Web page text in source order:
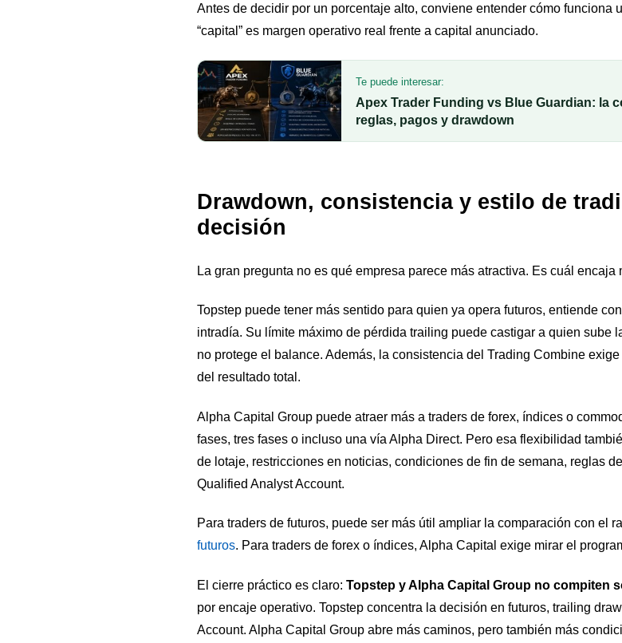
Antes de decidir por un porcentaje alto, conviene entender cómo funciona
“capital” es margen operativo real frente a capital anunciado.
Te puede interesar:
Apex Trader Funding vs Blue Guardian: la
reglas, pagos y drawdown
Drawdown, consistencia y estilo de
decisión
La gran pregunta no es qué empresa parece más atractiva. Es cuál
Topstep puede tener más sentido para quien ya opera futuros, entiende
intradía. Su límite máximo de pérdida trailing puede castigar a quien sube
no protege el balance. Además, la consistencia del Trading Combine
del resultado total.
Alpha Capital Group puede atraer más a traders de forex, índices o
fases, tres fases o incluso una vía Alpha Direct. Pero esa flexibilidad
de lotaje, restricciones en noticias, condiciones de fin de semana, reglas
Qualified Analyst Account.
Para traders de futuros, puede ser más útil ampliar la comparación con el
futuros. Para traders de forex o índices, Alpha Capital exige mirar el
El cierre práctico es claro: Topstep y Alpha Capital Group no compiten
por encaje operativo. Topstep concentra la decisión en futuros, trailing
Account. Alpha Capital Group abre más caminos, pero también más